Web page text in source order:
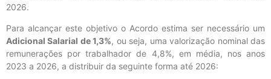
2026.
Para alcançar este objetivo o Acordo estima ser necessário um
Adicional Salarial de 1,3%, ou seja, uma valorização nominal das
remunerações por trabalhador de 4,8%, em média, nos anos
2023 a 2026, a distribuir da seguinte forma até 2026: